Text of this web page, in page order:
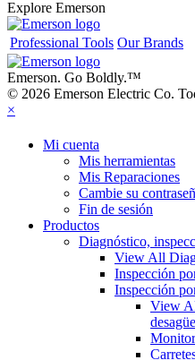
Explore Emerson
Professional Tools Our Brands
Emerson. Go Boldly.™
© 2026 Emerson Electric Co.
×
Mi cuenta
Mis herramientas
Mis Reparaciones
Cambie su
Fin de sesión
Productos
Diagnóstico,
View All
Inspección
Inspección
View